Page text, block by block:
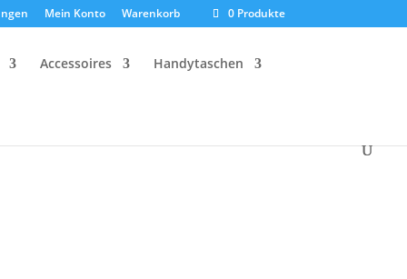
Mein Konto Warenkorb 0 Produkte
Accessoires Handytaschen